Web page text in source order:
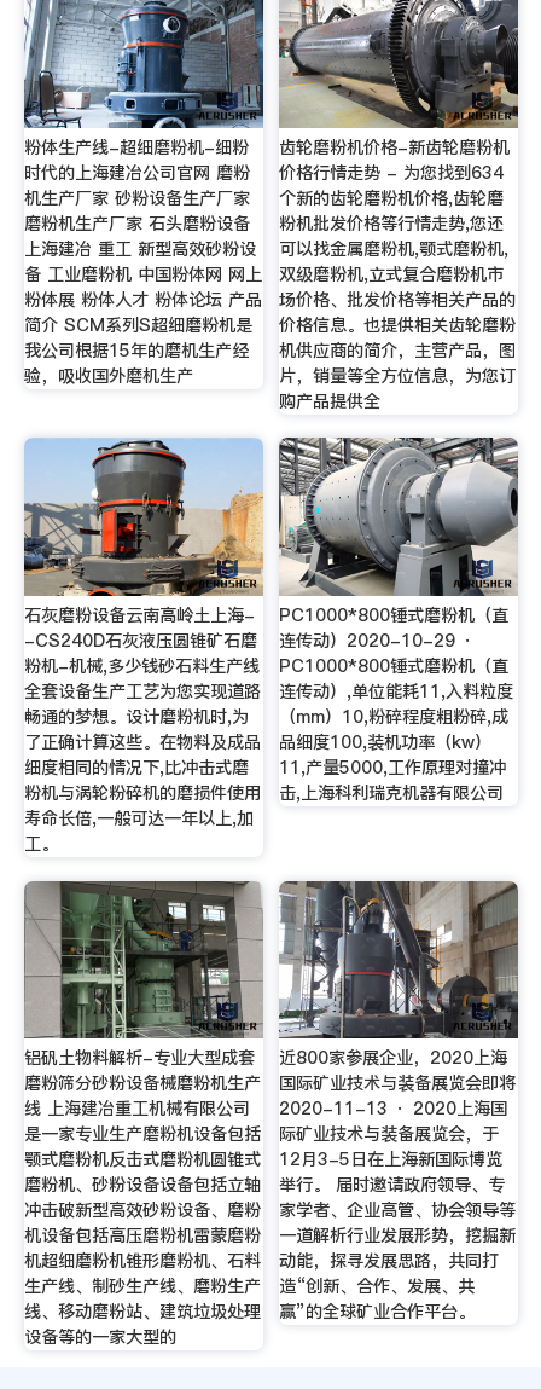
粉体生产线-超细磨粉机-细粉
时代的上海建冶公司官网 磨粉
机生产厂家 砂粉设备生产厂家
磨粉机生产厂家 石头磨粉设备
上海建冶 重工 新型高效砂粉设
备 工业磨粉机 中国粉体网 网上
粉体展 粉体人才 粉体论坛 产品
简介 SCM系列S超细磨粉机是
我公司根据15年的磨机生产经
验，吸收国外磨机生产
齿轮磨粉机价格-新齿轮磨粉机
价格行情走势 - 为您找到634
个新的齿轮磨粉机价格,齿轮磨
粉机批发价格等行情走势,您还
可以找金属磨粉机,颚式磨粉机,
双级磨粉机,立式复合磨粉机市
场价格、批发价格等相关产品的
价格信息。也提供相关齿轮磨粉
机供应商的简介，主营产品，图
片，销量等全方位信息，为您订
购产品提供全
石灰磨粉设备云南高岭土上海-
-CS240D石灰液压圆锥矿石磨
粉机-机械,多少钱砂石料生产线
全套设备生产工艺为您实现道路
畅通的梦想。设计磨粉机时,为
了正确计算这些。在物料及成品
细度相同的情况下,比冲击式磨
粉机与涡轮粉碎机的磨损件使用
寿命长倍,一般可达一年以上,加
工。
PC1000*800锤式磨粉机（直
连传动）2020-10-29 ·
PC1000*800锤式磨粉机（直
连传动）,单位能耗11,入料粒度
（mm）10,粉碎程度粗粉碎,成
品细度100,装机功率（kw）
11,产量5000,工作原理对撞冲
击,上海科利瑞克机器有限公司
铝矾土物料解析-专业大型成套
磨粉筛分砂粉设备械磨粉机生产
线 上海建冶重工机械有限公司
是一家专业生产磨粉机设备包括
颚式磨粉机反击式磨粉机圆锥式
磨粉机、砂粉设备设备包括立轴
冲击破新型高效砂粉设备、磨粉
机设备包括高压磨粉机雷蒙磨粉
机超细磨粉机锥形磨粉机、石料
生产线、制砂生产线、磨粉生产
线、移动磨粉站、建筑垃圾处理
设备等的一家大型的
近800家参展企业，2020上海
国际矿业技术与装备展览会即将
2020-11-13 · 2020上海国
际矿业技术与装备展览会，于
12月3-5日在上海新国际博览
举行。 届时邀请政府领导、专
家学者、企业高管、协会领导等
一道解析行业发展形势，挖掘新
动能，探寻发展思路，共同打
造“创新、合作、发展、共
赢”的全球矿业合作平台。